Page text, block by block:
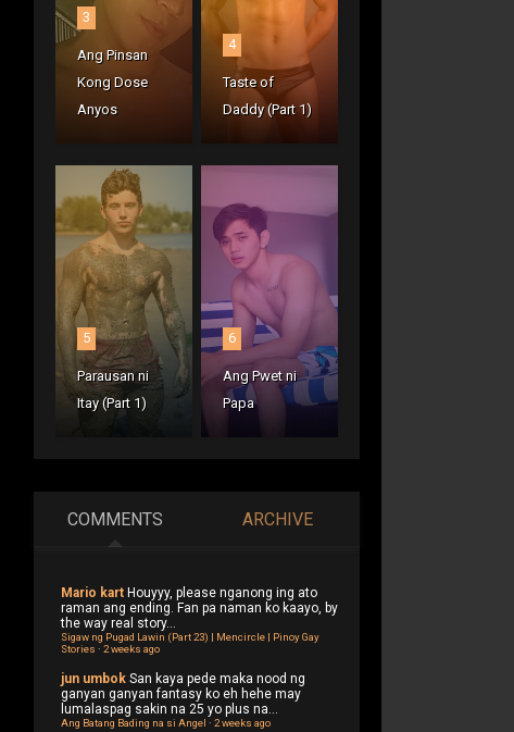
3
Ang Pinsan
Kong Dose
Anyos
4
Taste of
Daddy (Part 1)
5
Parausan ni
Itay (Part 1)
6
Ang Pwet ni
Papa
COMMENTS ARCHIVE
Mario kart Houyyy, please nganong ing ato
raman ang ending. Fan pa naman ko kaayo, by
the way real story...
Sigaw ng Pugad Lawin (Part 23) | Mencircle | Pinoy Gay
Stories · 2 weeks ago
jun umbok San kaya pede maka nood ng
ganyan ganyan fantasy ko eh hehe may
lumalaspag sakin na 25 yo plus na...
Ang Batang Bading na si Angel · 2 weeks ago